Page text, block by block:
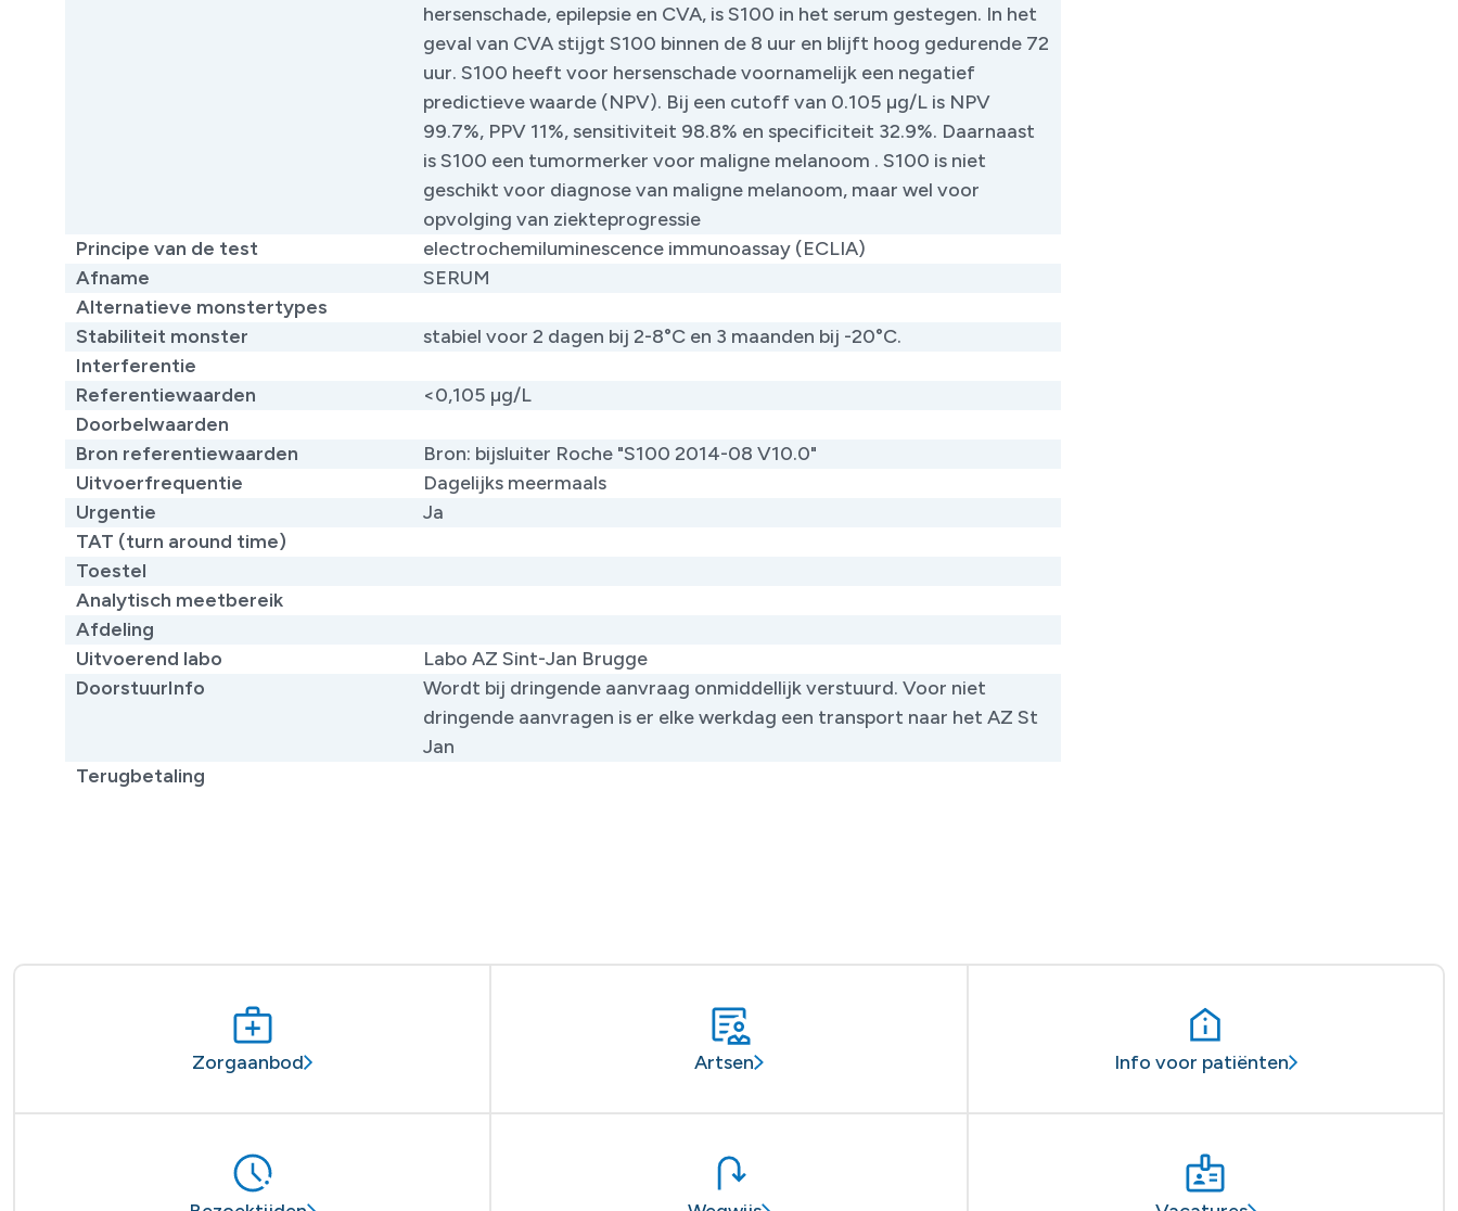
hersenschade, epilepsie en CVA, is S100 in het serum gestegen. In het
geval van CVA stijgt S100 binnen de 8 uur en blijft hoog gedurende 72
uur. S100 heeft voor hersenschade voornamelijk een negatief
predictieve waarde (NPV). Bij een cutoff van 0.105 µg/L is NPV
99.7%, PPV 11%, sensitiviteit 98.8% en specificiteit 32.9%. Daarnaast
is S100 een tumormerker voor maligne melanoom . S100 is niet
geschikt voor diagnose van maligne melanoom, maar wel voor
opvolging van ziekteprogressie
Principe van de test
​electrochemiluminescence immunoassay (ECLIA)
Afname
SERUM
Alternatieve monstertypes
Stabiliteit monster
stabiel voor 2 dagen bij 2-8°C en 3 maanden bij -20°C.
Interferentie
Referentiewaarden
​<0,105 µg/L
Doorbelwaarden
Bron referentiewaarden
​Bron: bijsluiter Roche "S100 2014-08 V10.0"
Uitvoerfrequentie
Dagelijks meermaals
Urgentie
Ja
TAT (turn around time)
Toestel
Analytisch meetbereik
Afdeling
Uitvoerend labo
Labo AZ Sint-Jan Brugge
DoorstuurInfo
Wordt bij dringende aanvraag onmiddellijk verstuurd. Voor niet
dringende aanvragen is er elke werkdag een transport naar het AZ St
Jan
Terugbetaling
Zorgaanbod Artsen Info voor patiënten